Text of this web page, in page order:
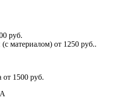
руб.
материалом) от 1250 руб..
от 1500 руб.